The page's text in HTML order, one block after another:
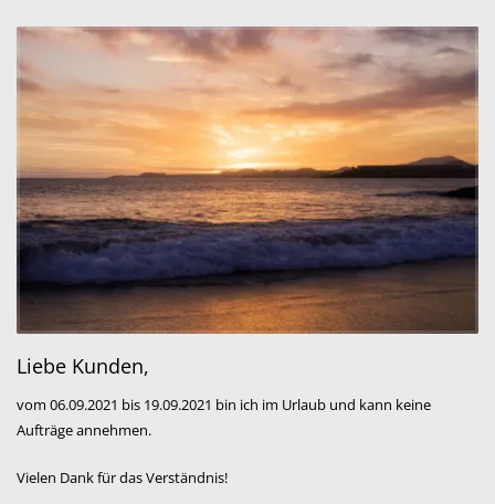
Liebe Kunden,
vom 06.09.2021 bis 19.09.2021 bin ich im Urlaub und kann keine
Aufträge annehmen.
Vielen Dank für das Verständnis!